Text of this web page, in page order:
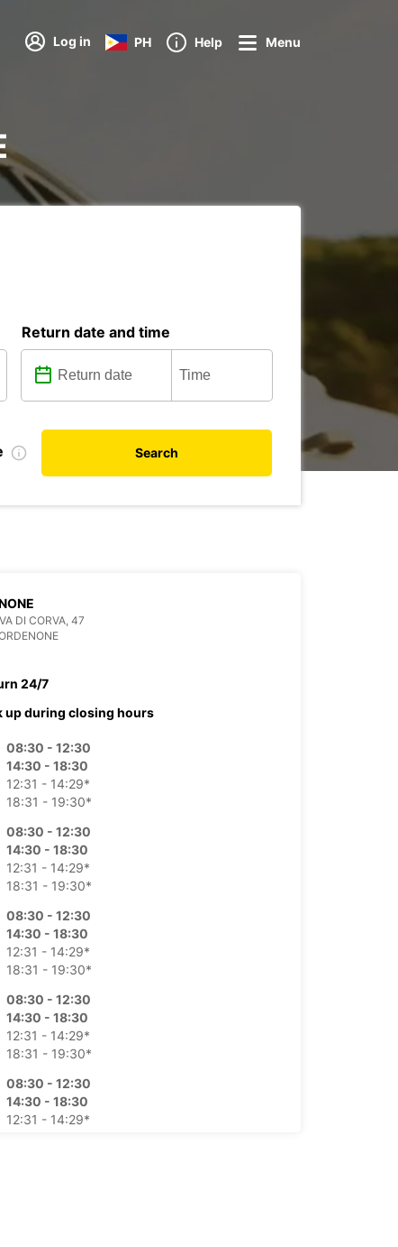
Log in PH Help Menu
Return date and time
Search
DI CORVA, 47
24/7
up during closing hours
08:30 - 12:30
14:30 - 18:30
12:31 - 14:29*
18:31 - 19:30*
08:30 - 12:30
14:30 - 18:30
12:31 - 14:29*
18:31 - 19:30*
08:30 - 12:30
14:30 - 18:30
12:31 - 14:29*
18:31 - 19:30*
08:30 - 12:30
14:30 - 18:30
12:31 - 14:29*
18:31 - 19:30*
08:30 - 12:30
14:30 - 18:30
12:31 - 14:29*